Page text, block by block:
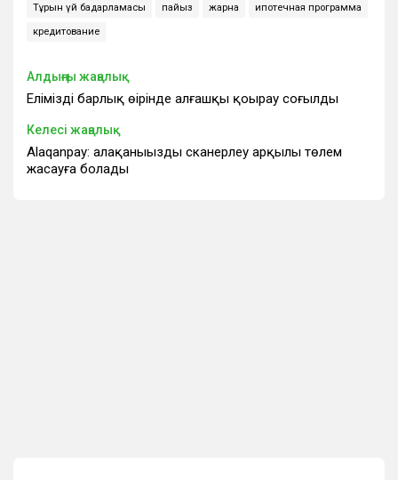
Тұрғын үй бағдарламасы пайыз жарна ипотечная программа
кредитование
Алдыңғы жаңалық
Еліміздің барлық өңірінде алғашқы қоңырау соғылды
Келесі жаңалық
Аlaqanpay: алақаныңызды сканерлеу арқылы төлем
жасауға болады